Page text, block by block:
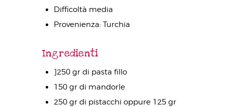
Difficoltà media
Provenienza: Turchia
Ingredienti
]250 gr di pasta fillo
150 gr di mandorle
250 gr di pistacchi oppure 125 gr